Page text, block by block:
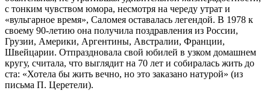
с тонким чувством юмора, несмотря на череду утрат и
«вульгарное время», Саломея оставалась легендой. В 1978 к
своему 90-летию она получила поздравления из России,
Грузии, Америки, Аргентины, Австралии, Франции,
Швейцарии. Отпраздновала свой юбилей в узком домашнем
кругу, считала, что выглядит на 70 лет и собиралась жить до
ста: «Хотела бы жить вечно, но это заказано натурой» (из
письма П. Церетели).